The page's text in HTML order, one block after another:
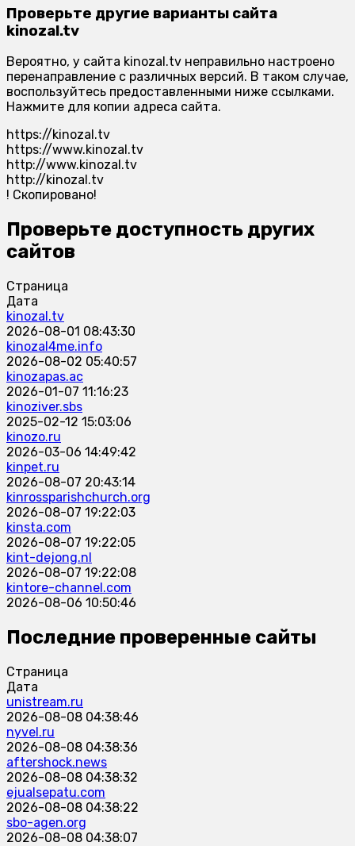
Проверьте другие варианты сайта
kinozal.tv
Вероятно, у сайта kinozal.tv неправильно настроено
перенаправление с различных версий. В таком случае,
воспользуйтесь предоставленными ниже ссылками.
Нажмите для копии адреса сайта.
https://kinozal.tv
https://www.kinozal.tv
http://www.kinozal.tv
http://kinozal.tv
! Скопировано!
Проверьте доступность других
сайтов
Страница
Дата
kinozal.tv
2026-08-01 08:43:30
kinozal4me.info
2026-08-02 05:40:57
kinozapas.ac
2026-01-07 11:16:23
kinoziver.sbs
2025-02-12 15:03:06
kinozo.ru
2026-03-06 14:49:42
kinpet.ru
2026-08-07 20:43:14
kinrossparishchurch.org
2026-08-07 19:22:03
kinsta.com
2026-08-07 19:22:05
kint-dejong.nl
2026-08-07 19:22:08
kintore-channel.com
2026-08-06 10:50:46
Последние проверенные сайты
Страница
Дата
unistream.ru
2026-08-08 04:38:46
nyvel.ru
2026-08-08 04:38:36
aftershock.news
2026-08-08 04:38:32
ejualsepatu.com
2026-08-08 04:38:22
sbo-agen.org
2026-08-08 04:38:07